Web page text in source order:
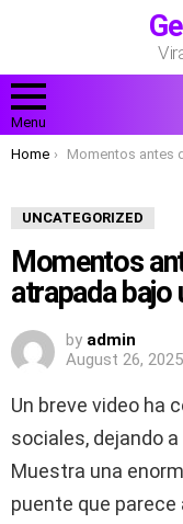
Menu
You are here:
Home Momentos antes del desastre: cisterna atrapada bajo un puente en ruinas
UNCATEGORIZED
Momentos
atrapada bajo
by admin
August 26,
Un breve video ha
sociales, dejando
Muestra una
puente que parece